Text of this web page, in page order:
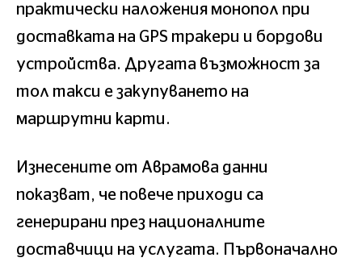
практически наложения монопол при
доставката на GPS тракери и бордови
устройства. Другата възможност за
тол такси е закупуването на
маршрутни карти.
Изнесените от Аврамова данни
показват, че повече приходи са
генерирани през националните
доставчици на услугата. Първоначално